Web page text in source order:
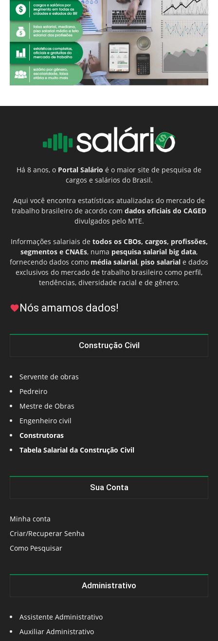
Há 8 anos, o Portal Salário é o maior site de pesquisa de
cargos e salários do Brasil.
Aqui você encontra estatísticas atualizadas do mercado de
trabalho brasileiro de acordo com dados oficiais do CAGED
divulgados pelo MTE.
Informações salariais de todos os CBOs, cargos, profissões,
segmentos e CNAEs, numa pesquisa salarial big data,
fornecendo dados como média salarial, piso salarial e dados
exclusivos do mercado de trabalho brasileiro como perfil,
tendências, diversidade racial e de gênero.
Nós amamos dados!
Construção Civil
Servente de obras
Pedreiro
Mestre de Obras
Engenheiro civil
Construtoras
Tabela Salarial da Construção Civil
Sua Conta
Minha conta
Criar/Recuperar Senha
Como Pesquisar
Administrativo
Assistente Administrativo
Auxiliar Administrativo